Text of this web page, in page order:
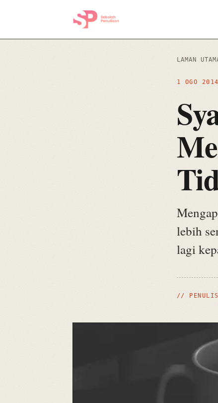
LAMAN
1 OGO
lebih
lagi
// PENULIS